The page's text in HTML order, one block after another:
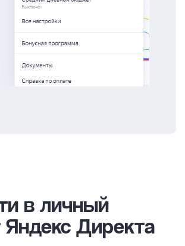
в личный
Яндекс Директа